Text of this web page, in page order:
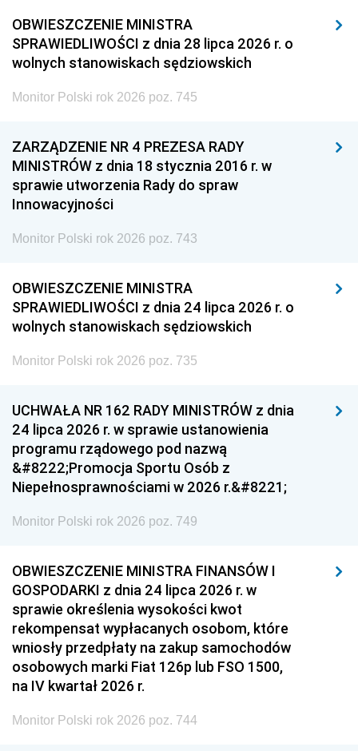
OBWIESZCZENIE MINISTRA
SPRAWIEDLIWOŚCI z dnia 28 lipca 2026 r. o
wolnych stanowiskach sędziowskich
Monitor Polski rok 2026 poz. 745
ZARZĄDZENIE NR 4 PREZESA RADY
MINISTRÓW z dnia 18 stycznia 2016 r. w
sprawie utworzenia Rady do spraw
Innowacyjności
Monitor Polski rok 2026 poz. 743
OBWIESZCZENIE MINISTRA
SPRAWIEDLIWOŚCI z dnia 24 lipca 2026 r. o
wolnych stanowiskach sędziowskich
Monitor Polski rok 2026 poz. 735
UCHWAŁA NR 162 RADY MINISTRÓW z dnia
24 lipca 2026 r. w sprawie ustanowienia
programu rządowego pod nazwą
&#8222;Promocja Sportu Osób z
Niepełnosprawnościami w 2026 r.&#8221;
Monitor Polski rok 2026 poz. 749
OBWIESZCZENIE MINISTRA FINANSÓW I
GOSPODARKI z dnia 24 lipca 2026 r. w
sprawie określenia wysokości kwot
rekompensat wypłacanych osobom, które
wniosły przedpłaty na zakup samochodów
osobowych marki Fiat 126p lub FSO 1500,
na IV kwartał 2026 r.
Monitor Polski rok 2026 poz. 744